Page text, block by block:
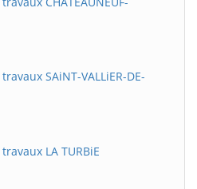
SAiNT-VALLiER-DE-
LA TURBiE